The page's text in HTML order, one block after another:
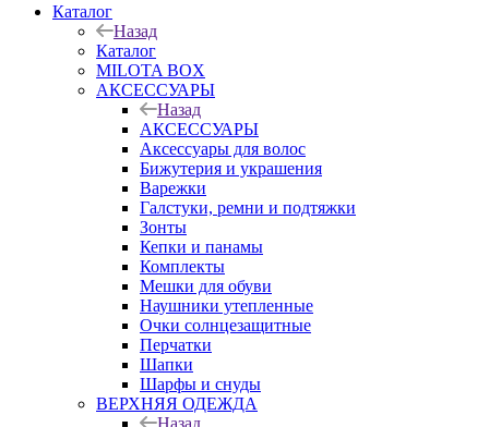
Каталог
Назад
Каталог
MILOTA BOX
АКСЕССУАРЫ
Назад
АКСЕССУАРЫ
Аксессуары для волос
Бижутерия и украшения
Варежки
Галстуки, ремни и подтяжки
Зонты
Кепки и панамы
Комплекты
Мешки для обуви
Наушники утепленные
Очки солнцезащитные
Перчатки
Шапки
Шарфы и снуды
ВЕРХНЯЯ ОДЕЖДА
Назад